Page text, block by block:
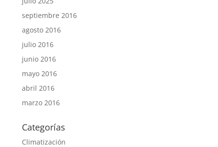
septiembre 2016
agosto 2016
julio 2016
junio 2016
mayo 2016
abril 2016
marzo 2016
Categorías
Climatización